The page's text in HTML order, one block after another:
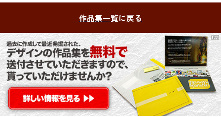
作品集一覧に戻る